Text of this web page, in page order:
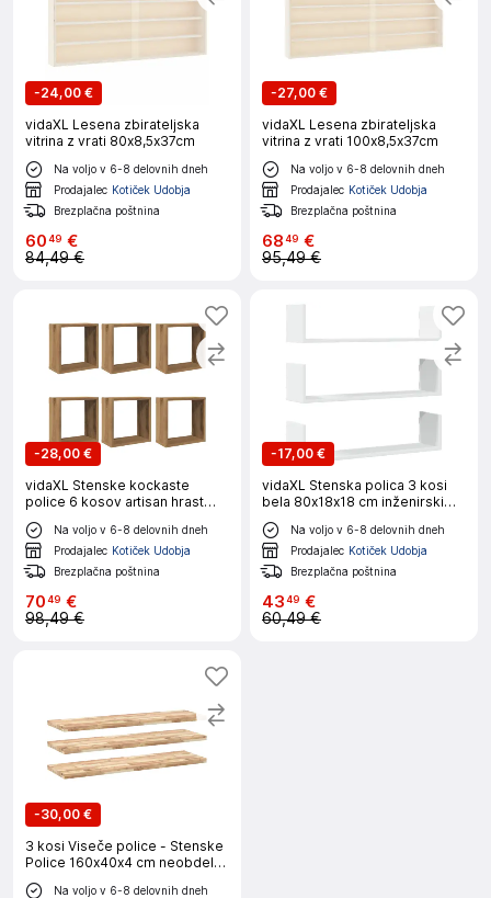
-24,00 €
vidaXL Lesena zbirateljska
vitrina z vrati 80x8,5x37cm
Na voljo v 6-8 delovnih dneh
Prodajalec Kotiček Udobja
Brezplačna poštnina
6049 €
84,49 €
-27,00 €
vidaXL Lesena zbirateljska
vitrina z vrati 100x8,5x37cm
Na voljo v 6-8 delovnih dneh
Prodajalec Kotiček Udobja
Brezplačna poštnina
6849 €
95,49 €
-28,00 €
vidaXL Stenske kockaste
police 6 kosov artisan hrast
30x15x30 cm
Na voljo v 6-8 delovnih dneh
Prodajalec Kotiček Udobja
Brezplačna poštnina
7049 €
98,49 €
-17,00 €
vidaXL Stenska polica 3 kosi
bela 80x18x18 cm inženirski
les
Na voljo v 6-8 delovnih dneh
Prodajalec Kotiček Udobja
Brezplačna poštnina
4349 €
60,49 €
-30,00 €
3 kosi Viseče police - Stenske
Police 160x40x4 cm neobdelan
trden akacijev les
Na voljo v 6-8 delovnih dneh